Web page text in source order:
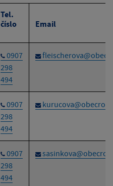
Tel.
číslo
Email
0907
298
494
0907
298
494
0907
298
494